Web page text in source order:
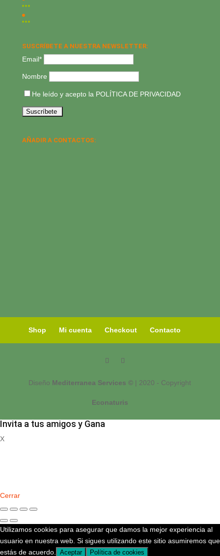
SUSCRÍBETE A NUESTRA NEWSLETTER:
Email*
Nombre
He leído y acepto la POLÍTICA DE PRIVACIDAD
AÑADIR A CONTACTOS:
Shop Mi cuenta Checkout Contacto
Diseño Mediterranea Services © | 2020 - Copyright
Econaturis
Invita a tus amigos y Gana
X
Cerrar
Utilizamos cookies para asegurar que damos la mejor experiencia al
usuario en nuestra web. Si sigues utilizando este sitio asumiremos que
estás de acuerdo.
Aceptar Política de cookies